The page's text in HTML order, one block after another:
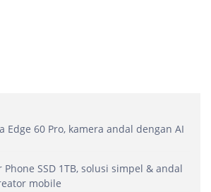
Edge 60 Pro, kamera andal dengan AI
Phone SSD 1TB, solusi simpel & andal
mobile